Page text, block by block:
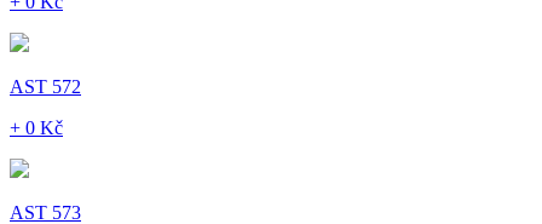
AST 572
+ 0 Kč
AST 573